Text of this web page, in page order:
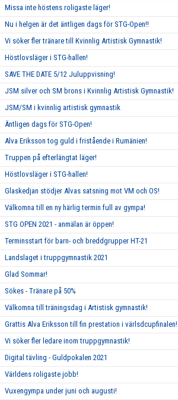
Missa inte höstens roligaste läger!
Nu i helgen är det äntligen dags för STG-Open!!
Vi söker fler tränare till Kvinnlig Artistisk Gymnastik!
Höstlovsläger i STG-hallen!
SAVE THE DATE 5/12 Juluppvisning!
JSM silver och SM brons i Kvinnlig Artistisk Gymnastik!
JSM/SM i kvinnlig artistisk gymnastik
Äntligen dags för STG-Open!
Alva Eriksson tog guld i fristående i Rumänien!
Truppen på efterlängtat läger!
Höstlovsläger i STG-hallen!
Glaskedjan stödjer Alvas satsning mot VM och OS!
Välkomna till en ny härlig termin full av gympa!
STG OPEN 2021 - anmälan är öppen!
Terminsstart för barn- och breddgrupper HT-21
Landslaget i truppgymnastik 2021
Glad Sommar!
Sökes - Tränare på 50%
Välkomna till träningsdag i Artistisk gymnastik!
Grattis Alva Eriksson till fin prestation i värlsdcupfinalen!
Vi söker fler ledare inom truppgymnastik!
Digital tävling - Guldpokalen 2021
Världens roligaste jobb!
Vuxengympa under juni och augusti!